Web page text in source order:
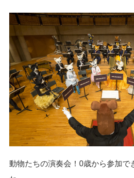
動物たちの演奏会！0歳から参加で